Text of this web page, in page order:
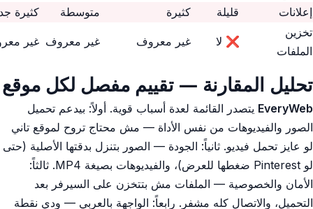
إعلانات
قليلة كثيرة متوسطة
كثيرة
تخزين
الملفات
❌ لا غير معروف غير معروف غير
تحليل المقارنة — تقييم مفصل لكل موقع
EveryWeb يتصدر القائمة لعدة أسباب قوية. أولاً: بيدعم تحميل
الصور والفيديوهات من نفس الأداة — مش محتاج تروح لموقع تاني
لو عايز تحمل فيديو. ثانياً: الجودة — الصور بتنزل بدقتها الأصلية (حتى
لو Pinterest ضغطها للعرض)، والفيديوهات بصيغة MP4. ثالثاً:
الأمان والخصوصية — الملفات مش بتتخزن على السيرفر بعد
التحميل، والاتصال كله مشفر. رابعاً: الواجهة بالعربي — ودي نقطة